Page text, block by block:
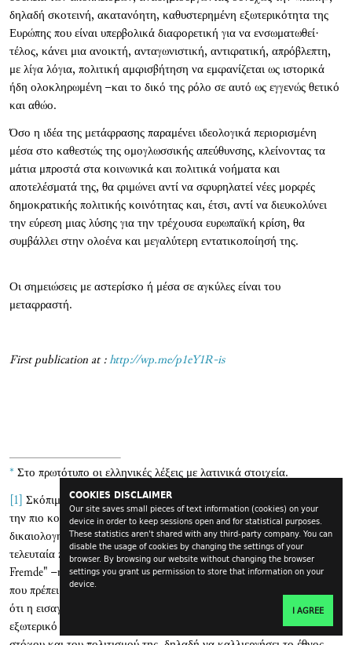
COOKIES DISCLAIMER
Our site saves small pieces of text information (cookies) on your
device in order to keep sessions open and for statistical purposes.
These statistics aren't shared with any third-party company. You can
disable the usage of cookies by changing the settings of your
browser. By browsing our website without changing the browser
settings you grant us permission to store that information on your
device.
I AGREE
δηλαδή σκοτεινή, ακατανόητη, καθυστερημένη εξωτερικότητα της
Ευρώπης που είναι υπερβολικά διαφορετική για να ενσωματωθεί·
τέλος, κάνει μια ανοικτή, ανταγωνιστική, αντιφατική, απρόβλεπτη,
με λίγα λόγια, πολιτική αμφισβήτηση να εμφανίζεται ως ιστορικά
ήδη ολοκληρωμένη –και το δικό της ρόλο σε αυτό ως εγγενώς θετικό
και αθώο.
Όσο η ιδέα της μετάφρασης παραμένει ιδεολογικά περιορισμένη
μέσα στο καθεστώς της ομογλωσσικής απεύθυνσης, κλείνοντας τα
μάτια μπροστά στα κοινωνικά και πολιτικά νοήματα και
αποτελέσματά της, θα φιμώνει αντί να σφυρηλατεί νέες μορφές
δημοκρατικής πολιτικής κοινότητας και, έτσι, αντί να διευκολύνει
την εύρεση μιας λύσης για την τρέχουσα ευρωπαϊκή κρίση, θα
συμβάλλει στην ολοένα και μεγαλύτερη εντατικοποίησή της.
Οι σημειώσεις με αστερίσκο ή μέσα σε αγκύλες είναι του
μεταφραστή.
First publication at :http://wp.me/p1eY1R-is
* Στο πρωτότυπο οι ελληνικές λέξεις με λατινικά στοιχεία.
[1] Σκόπιμα χρησιμοποιώ εδώ τον όρο «αποστασιοποίηση» αντί για
την πιο κοινή, και σε αυτή τη συγκεκριμένη περίπτωση πιο
δικαιολογημένη, έννοια της «ξένωσης» [foreignizing]. Ενώ η
τελευταία προέρχεται από ορθή απόδοση της γερμανικής "das
Fremde" –η οποία, σύμφωνα με τον Χούμπολτ, είναι μια ιδιότητα
που πρέπει να γίνεται σαφώς αισθητή στις μεταφράσεις, διότι δείχνει
ότι η εισαγωγή ενός πολύτιμου πολιτιστικού περιεχομένου από το
εξωτερικό είναι σε θέση να βελτιώσει την ποιότητα της γλώσσας-